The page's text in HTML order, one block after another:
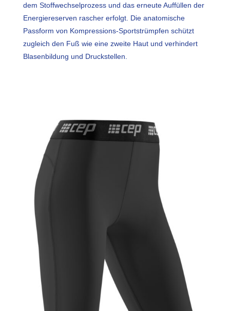
dem Stoffwechselprozess und das erneute Auffüllen der
Energiereserven rascher erfolgt. Die anatomische
Passform von Kompressions-Sportstrümpfen schützt
zugleich den Fuß wie eine zweite Haut und verhindert
Blasenbildung und Druckstellen.